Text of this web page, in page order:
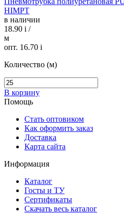
HIMPT
в наличии
18.90 i /
м
опт. 16.70 i
Количество (м)
В корзину
Помощь
Стать оптовиком
Как оформить заказ
Доставка
Карта сайта
Информация
Каталог
Госты и ТУ
Сертификаты
Скачать весь каталог